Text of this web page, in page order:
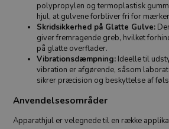
polypropylen og termoplastisk
hjul, at gulvene forbliver fri for
Skridsikkerhed på Glatte Gulve:
giver fremragende greb, hvilket
på glatte overflader.
Vibrationsdæmpning: Ideelle til
vibration er afgørende, såsom
sikrer præcision og beskyttelse af
Anvendelsesområder
Apparathjul er velegnede til en række